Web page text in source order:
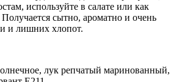
используйте в салате или как
сытно, ароматно и очень
и лишних хлопот.
лук репчатый маринованный,